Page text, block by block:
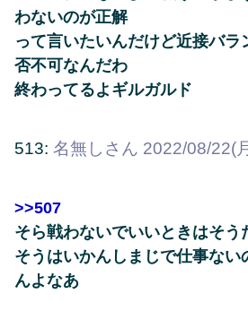
わないのが正解
って言いたいんだけど近接バラ
否不可なんだわ
終わってるよギルガルド
513: 名無しさん 2022/08/22(
>>507
そら戦わないでいいときはそう
そうはいかんしまじで仕事ない
んよなあ